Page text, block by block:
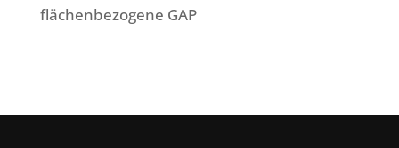
flächenbezogene GAP